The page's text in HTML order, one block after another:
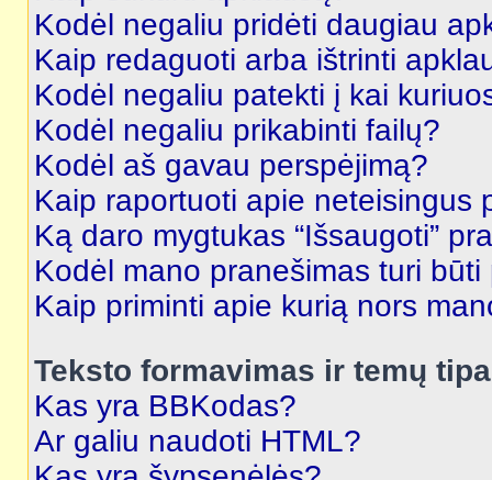
Kodėl negaliu pridėti daugiau
Kaip redaguoti arba ištrinti
Kodėl negaliu patekti į kai
Kodėl negaliu prikabinti failų?
Kodėl aš gavau perspėjimą?
Kaip raportuoti apie neteisingus
Ką daro mygtukas “Išsaugoti”
Kodėl mano pranešimas turi būti
Kaip priminti apie kurią nors
Teksto formavimas ir temų
Kas yra BBKodas?
Ar galiu naudoti HTML?